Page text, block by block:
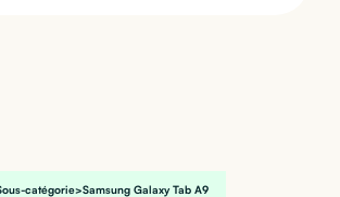
catégorie>Samsung Galaxy Tab A9